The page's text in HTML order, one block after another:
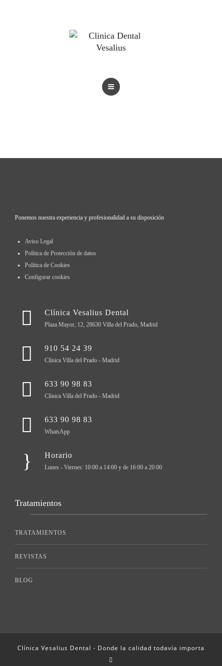
Ponemos nuestra experiencia y profesionalidad a su disposición
Aviso Legal
Política de Protección de datos
Política de Cookies
Configurar cookies
Clínica Vesalius Dental
Plaza Mayor, 12, 28630 Villa del Prado, Madrid
910 54 24 39
Clínica Villa del Prado - Madrid
633 90 98 83
Clínica Villa del Prado - Madrid
633 90 98 83
WhatsApp
Horario
Lunes - Viernes: 10:00 a 14:00 y de 16:00 a 20:00
Tratamientos
TRATAMIENTOS
REVISTAS
BLOG
Clínica Vesalius Dental - Donde la calidad todavía importa